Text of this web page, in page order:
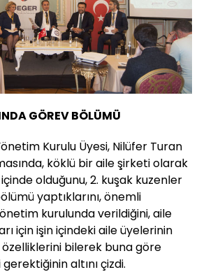
GÖREV BÖLÜMÜ
Kurulu Üyesi, Nilüfer Turan
köklü bir aile şirketi olarak
olduğunu, 2. kuşak kuzenler
yaptıklarını, önemli
kurulunda verildiğini, aile
için işin içindeki aile üyelerinin
bilerek buna göre
altını çizdi.